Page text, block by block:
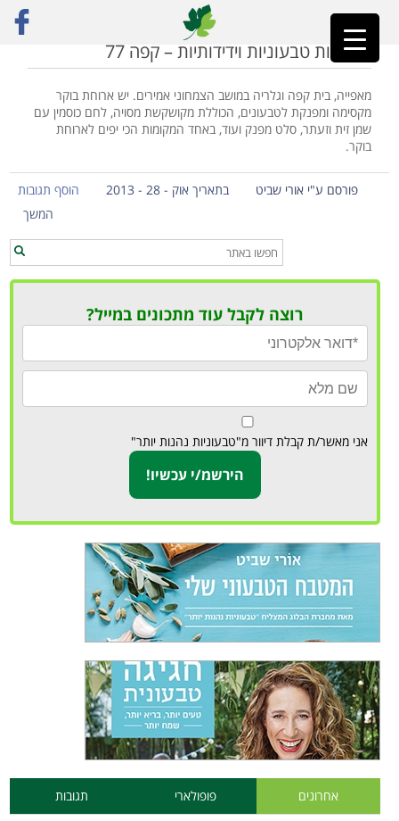
ראשי»קפה 77
מסעדות טבעוניות וידידותיות – קפה 77
מאפייה, בית קפה וגלריה במושב הצמחוני אמירים. יש ארוחת בוקר
מקסימה ומפנקת לטבעונים, הכוללת מקושקשת מסויה, לחם כוסמין עם
שמן זית וזעתר, סלט מפנק ועוד, באחד המקומות הכי יפים לארוחת
בוקר.
פורסם ע"י אורי שביט בתאריך אוק - 28 - 2013
הוסף תגובות
המשך
רוצה לקבל עוד מתכונים במייל?
אני מאשר/ת קבלת דיוור מ"טבעוניות נהנות יותר"
אחרונים פופולארי תגובות